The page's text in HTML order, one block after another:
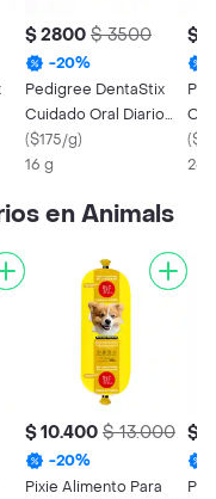
$ 2800 $ 3500
-20%
Pedigree DentaStix
Cuidado Oral Diario
para Perro
($175/g)
16 g
$
(
26
en Animals
$ 10.400 $ 13.000
-20%
Pixie Alimento Para
$